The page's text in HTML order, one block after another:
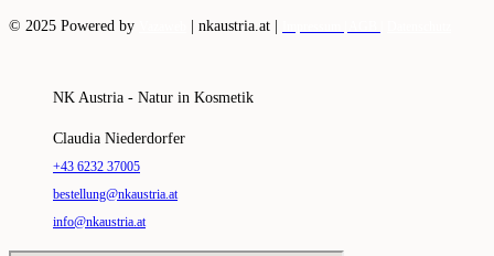
© 2025 Powered by nkaustria.at |
NK Austria - Natur in Kosmetik
Claudia Niederdorfer
+43 6232 37005
bestellung@nkaustria.at
info@nkaustria.at